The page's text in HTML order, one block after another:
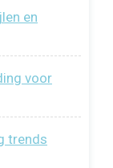
en
voor
trends